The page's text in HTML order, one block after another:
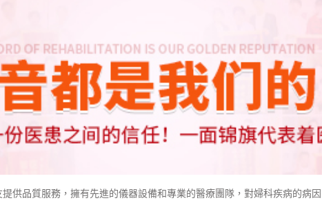
品質服務，擁有先進的儀器設備和專業的醫療團隊，對婦科疾病的病